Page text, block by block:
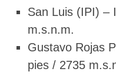
San Luis (IPI) –
m.s.n.m.
Gustavo Rojas
pies / 2735